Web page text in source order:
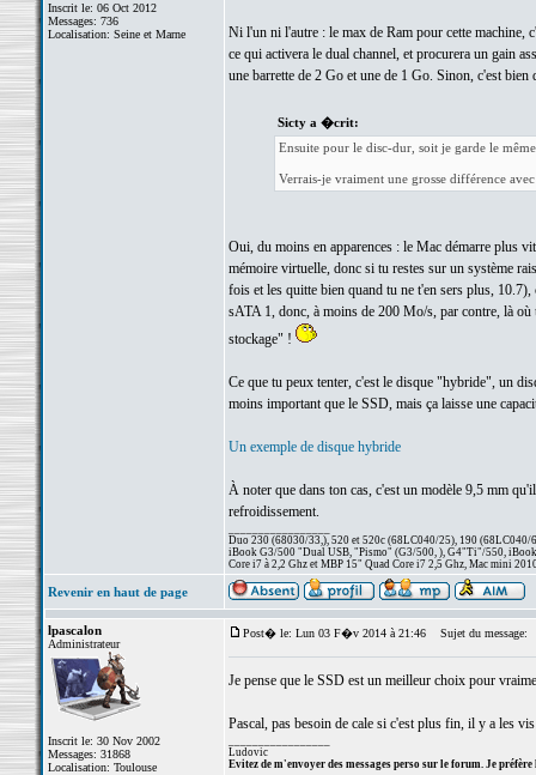
Inscrit le: 06 Oct 2012
Messages: 736
Localisation: Seine et Marne
Ni l'un ni l'autre : le max de Ram pour cette machine,
ce qui activera le dual channel, et procurera un gain
une barrette de 2 Go et une de 1 Go. Sinon, c'est
Sicty a �crit:
Ensuite pour le disc-dur, soit je garde le
Verrais-je vraiment une grosse différence
Oui, du moins en apparences : le Mac démarre plus
mémoire virtuelle, donc si tu restes sur un système
fois et les quitte bien quand tu ne t'en sers plus, 10.7),
sATA 1, donc, à moins de 200 Mo/s, par contre, là
stockage" !
Ce que tu peux tenter, c'est le disque "hybride", un
moins important que le SSD, mais ça laisse une
Un exemple de disque hybride
À noter que dans ton cas, c'est un modèle 9,5 mm
refroidissement.
Duo 230 (68030/33,), 520 et 520c (68LC040/25), 190 (68LC040/
iBook G3/500 "Dual USB, "Pismo" (G3/500, ), G4"Ti"/550,
Core i7 à 2,2 Ghz et MBP 15" Quad Core i7 2,5 Ghz, Mac mini
Revenir en haut de page
lpascalon
Administrateur
Inscrit le: 30 Nov 2002
Messages: 31868
Localisation: Toulouse
Post� le: Lun 03 F�v 2014 à 21:46 Sujet du message:
Je pense que le SSD est un meilleur choix pour
Pascal, pas besoin de cale si c'est plus fin, il y a les
Ludovic
Evitez de m'envoyer des messages perso sur le forum. Je préfère